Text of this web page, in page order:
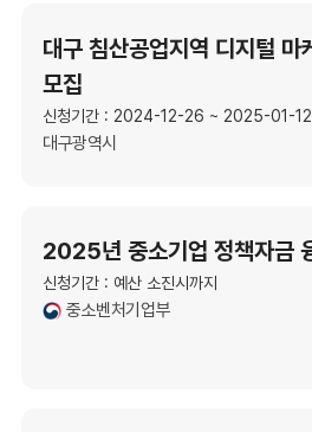
대구 침산공업지역 디지털 마
모집
신청기간 : 2024-12-26 ~ 2025-01-12
대구광역시
2025년 중소기업 정책자금
신청기간 : 예산 소진시까지
중소벤처기업부